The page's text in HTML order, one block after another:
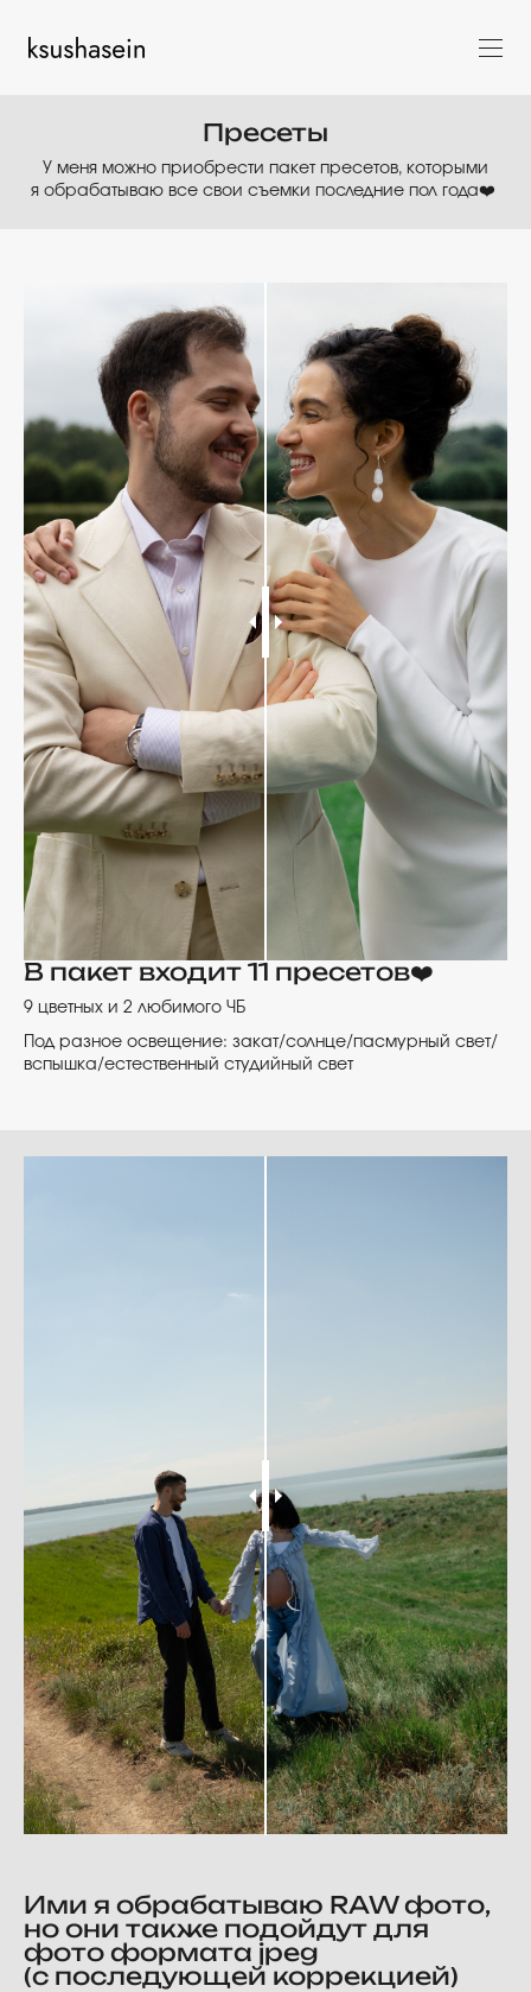
Пресеты
У меня можно приобрести пакет пресетов, которыми
я обрабатываю все свои съемки последние пол года❤️
В пакет входит 11 пресетов❤️
9 цветных и 2 любимого ЧБ
Под разное освещение: закат/солнце/пасмурный свет/
вспышка/естественный студийный свет
Ими я обрабатываю RAW фото,
но они также подойдут для
фото формата jpeg
(с последующей коррекцией)